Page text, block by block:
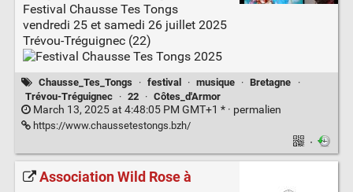
Festival Chausse Tes Tongs
vendredi 25 et samedi 26 juillet 2025
Trévou-Tréguignec (22)
Chausse_Tes_Tongs · festival · musique · Bretagne
·
Trévou-Tréguignec
· 22 · Côtes_d'Armor
March 13, 2025 at 4:48:05 PM GMT+1 * · permalien
https://www.chaussetestongs.bzh/
·
Association Wild Rose à